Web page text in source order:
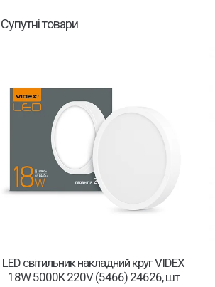
Супутні товари
LED світильник накладний круг VIDEX
18W 5000K 220V (5466) 24626, шт